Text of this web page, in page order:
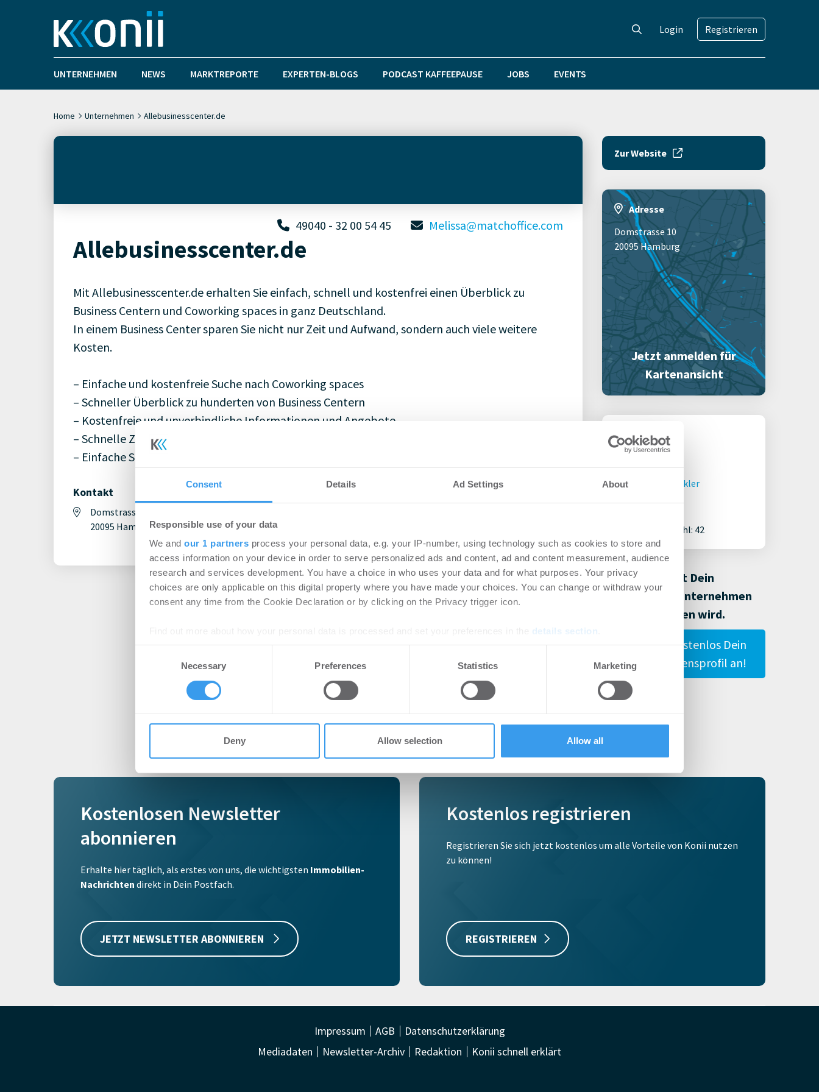
Consent Details Ad Settings About
Responsible use of your data
We and our 1 partners process your personal data, e.g. your IP-number, using technology such as cookies to store and
access information on your device in order to serve personalized ads and content, ad and content measurement, audience
research and services development. You have a choice in who uses your data and for what purposes. Your privacy
choices are only applicable on this digital property where you have made your choices. You can change or withdraw your
consent any time from the Cookie Declaration or by clicking on the Privacy trigger icon.
details section
We use cookies to personalise content and ads, to provide social media features and to analyse our traffic. We also share
other information that you’ve provided to them or that they’ve collected from your use of their services.
Necessary Preferences Statistics Marketing
Deny Allow selection Allow all
Login Registrieren
UNTERNEHMEN NEWS MARKTREPORTE EXPERTEN-BLOGS PODCAST KAFFEEPAUSE JOBS EVENTS
Home Unternehmen Allebusinesscenter.de
49040 - 32 00 54 45 Melissa@matchoffice.com
Allebusinesscenter.de
Mit Allebusinesscenter.de erhalten Sie einfach, schnell und kostenfrei einen Überblick zu
Business Centern und Coworking spaces in ganz Deutschland.
In einem Business Center sparen Sie nicht nur Zeit und Aufwand, sondern auch viele weitere
Kosten.
– Einfache und kostenfreie Suche nach Coworking spaces
– Schneller Überblick zu hunderten von Business Centern
– Kostenfreie und unverbindliche Informationen und Angebote
– Schnelle Zusendung der Informationen per E-Mail
– Einfache Suche nach Stadt oder Bezirk
Kontakt
Domstrasse 10
20095 Hamburg
Zur Website
Adresse
Domstrasse 10
20095 Hamburg
Jetzt anmelden für
Kartenansicht
Profil
Branche
Immobilienmakler
Mitarbeiteranzahl: 42
Damit Dein
Immobilienunternehmen
gefunden wird.
Lege hier kostenlos Dein
Unternehmensprofil an!
Kostenlosen Newsletter
abonnieren
Erhalte hier täglich, als erstes von uns, die wichtigsten Immobilien-
Nachrichten direkt in Dein Postfach.
JETZT NEWSLETTER ABONNIEREN
Kostenlos registrieren
Registrieren Sie sich jetzt kostenlos um alle Vorteile von Konii nutzen
zu können!
REGISTRIEREN
Impressum AGB
Datenschutzerklärung
Mediadaten
Newsletter-Archiv Redaktion Konii schnell erklärt